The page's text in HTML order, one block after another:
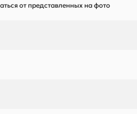
от представленных на фото